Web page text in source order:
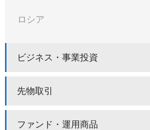
ロシア
ビジネス・事業投資
先物取引
ファンド・運用商品